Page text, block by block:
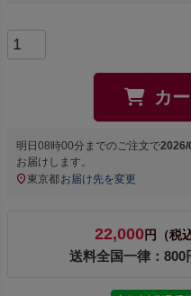
カ
明日08時00分 までのご注文で2026/
お届けします。
東京都お届け先を変更
22,000円（税
送料全国一律：800